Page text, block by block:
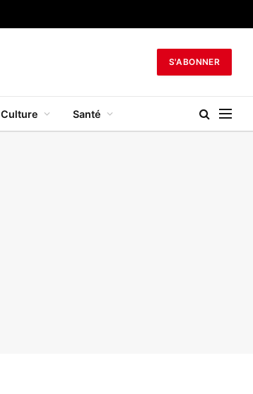
S'ABONNER
Culture Santé